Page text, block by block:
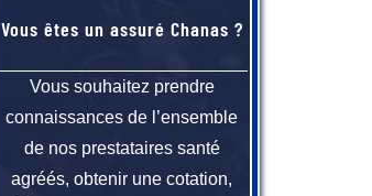
Vous êtes un assuré Chanas ?
Vous souhaitez prendre
connaissances de l’ensemble
de nos prestataires santé
agréés, obtenir une cotation,